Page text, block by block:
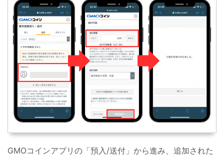
GMOコインアプリの「預入/送付」から進み、追加された